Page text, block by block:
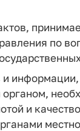
по
и
и